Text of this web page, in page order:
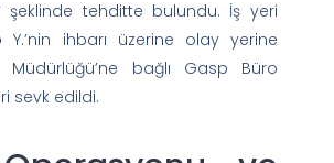
şeklinde tehditte bulundu. İş yeri
Y.’nin ihbarı üzerine olay yerine
Müdürlüğü’ne bağlı Gasp Büro
sevk edildi.